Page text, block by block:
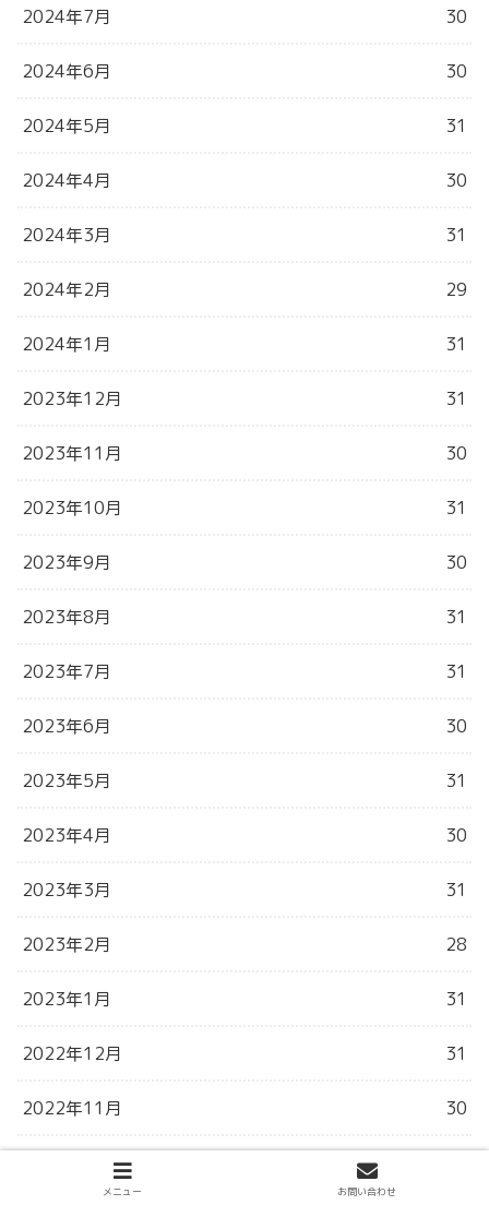
2024年7月 30
2024年6月 30
2024年5月 31
2024年4月 30
2024年3月 31
2024年2月 29
2024年1月 31
2023年12月 31
2023年11月 30
2023年10月 31
2023年9月 30
2023年8月 31
2023年7月 31
2023年6月 30
2023年5月 31
2023年4月 30
2023年3月 31
2023年2月 28
2023年1月 31
2022年12月 31
2022年11月 30
2022年10月
メニュー お問い合わせ